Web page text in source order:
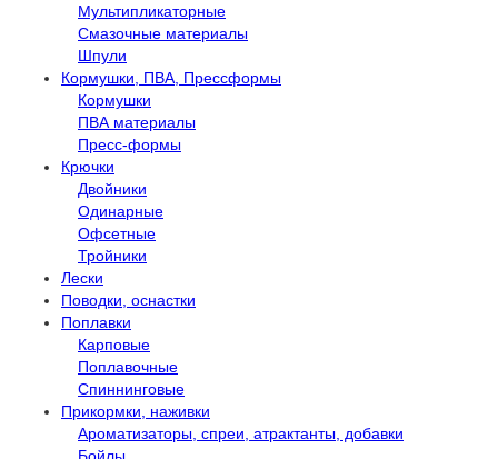
Мультипликаторные
Смазочные материалы
Шпули
Кормушки, ПВА, Прессформы
Кормушки
ПВА материалы
Пресс-формы
Крючки
Двойники
Одинарные
Офсетные
Тройники
Лески
Поводки, оснастки
Поплавки
Карповые
Поплавочные
Спиннинговые
Прикормки, наживки
Ароматизаторы, спреи, атрактанты, добавки